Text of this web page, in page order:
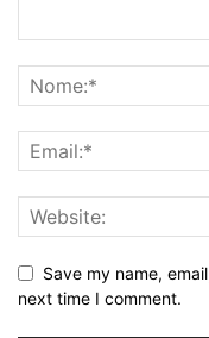
Save my name,
next time I comment.